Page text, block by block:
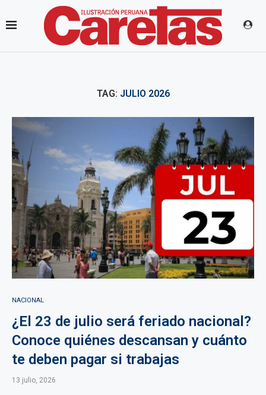
TAG: JULIO 2026
NACIONAL
¿El 23 de julio será feriado nacional?
Conoce quiénes descansan y cuánto
te deben pagar si trabajas
13 julio, 2026